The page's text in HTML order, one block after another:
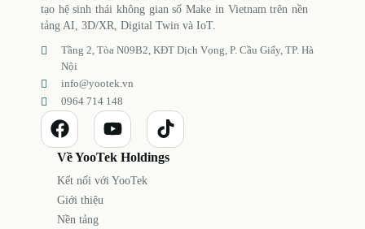
tạo hệ sinh thái không gian số Make in Vietnam trên nền
tảng AI, 3D/XR, Digital Twin và IoT.
Tầng 2, Tòa N09B2, KĐT Dịch Vọng, P. Cầu Giấy, TP. Hà
Nội
info@yootek.vn
0964 714 148
Về YooTek Holdings
Kết nối với YooTek
Giới thiệu
Nền tảng